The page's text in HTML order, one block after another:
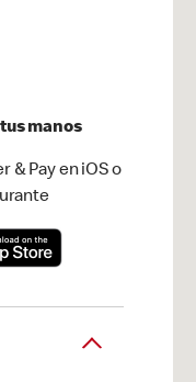
manos
& Pay en iOS o